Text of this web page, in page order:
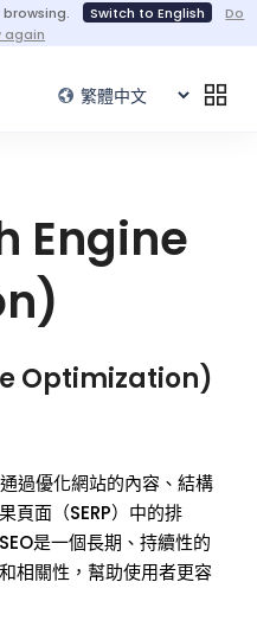
Switch to English
Do
again
Engine
Optimization)
過優化網站的內容、結構
頁面（SERP）中的排
是一個長期、持續性的
相關性，幫助使用者更容